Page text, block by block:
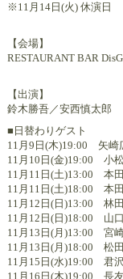
※11月14日(火) 休演日
【会場】
RESTAURANT BAR
【出演】
鈴木勝吾／安西慎太郎
■日替わりゲスト
11月9日(木)19:00 矢崎
11月10日(金)19:00 小
11月11日(土)13:00 本
11月11日(土)18:00 本
11月12日(日)13:00 林
11月12日(日)18:00 山
11月13日(月)13:00 宮
11月13日(月)18:00 松
11月15日(水)19:00 君
11月16日(木)19:00 長友